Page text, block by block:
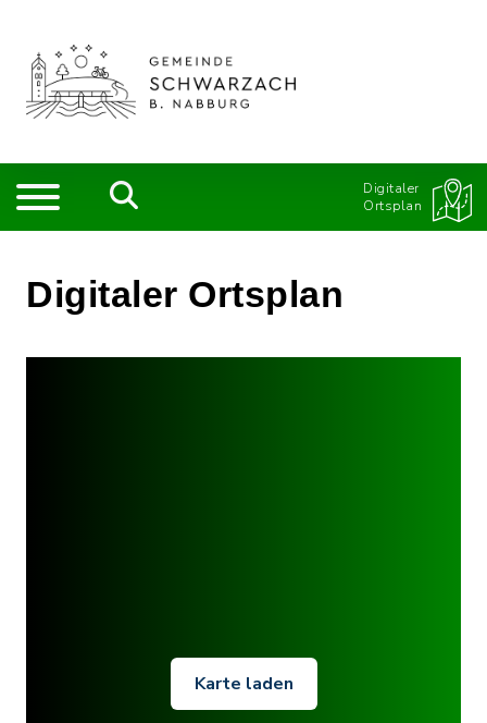
Digitaler
Ortsplan
Digitaler Ortsplan
Karte laden